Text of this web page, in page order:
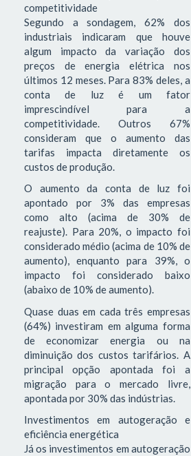
competitividade
Segundo a sondagem, 62% dos
industriais indicaram que houve
algum impacto da variação dos
preços de energia elétrica nos
últimos 12 meses. Para 83% deles, a
conta de luz é um fator
imprescindível para a
competitividade. Outros 67%
consideram que o aumento das
tarifas impacta diretamente os
custos de produção.
O aumento da conta de luz foi
apontado por 3% das empresas
como alto (acima de 30% de
reajuste). Para 20%, o impacto foi
considerado médio (acima de 10% de
aumento), enquanto para 39%, o
impacto foi considerado baixo
(abaixo de 10% de aumento).
Quase duas em cada três empresas
(64%) investiram em alguma forma
de economizar energia ou na
diminuição dos custos tarifários. A
principal opção apontada foi a
migração para o mercado livre,
apontada por 30% das indústrias.
Investimentos em autogeração e
eficiência energética
Já os investimentos em autogeração